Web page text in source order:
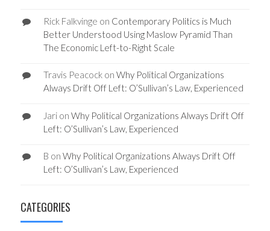
Rick Falkvinge on Contemporary Politics is Much
Better Understood Using Maslow Pyramid Than
The Economic Left-to-Right Scale
Travis Peacockon Why Political Organizations
Always Drift Off Left: O’Sullivan’s Law, Experienced
Jarion Why Political Organizations Always Drift Off
Left: O’Sullivan’s Law, Experienced
B on Why Political Organizations Always Drift Off
Left: O’Sullivan’s Law, Experienced
CATEGORIES